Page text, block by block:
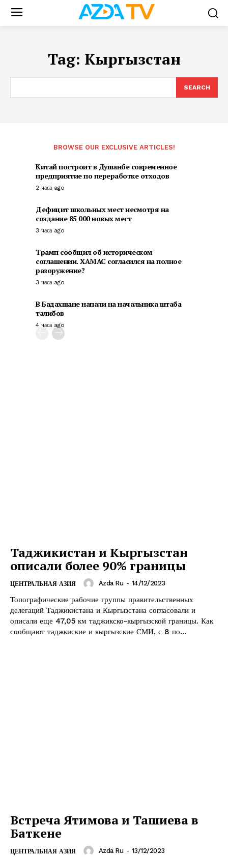
Tag: Кыргызстан
SEARCH
BROWSE OUR EXCLUSIVE ARTICLES!
Китай построит в Душанбе современное
предприятие по переработке отходов
2 часа ago
Дефицит школьных мест несмотря на
создание 85 000 новых мест
3 часа ago
Трамп сообщил об историческом
соглашении. ХАМАС согласился на полное
разоружение?
3 часа ago
В Бадахшане напали на начальника штаба
талибов
4 часа ago
Таджикистан и Кыргызстан
описали более 90% границы
ЦЕНТРАЛЬНАЯ АЗИЯ Azda Ru - 14/12/2023
Топографические рабочие группы правительственных
делегаций Таджикистана и Кыргызстана согласовали и
описали еще 47,05 км таджикско-кыргызской границы. Как
сообщают таджкиские и кыргызские СМИ, с 8 по...
Встреча Ятимова и Ташиева в
Баткене
ЦЕНТРАЛЬНАЯ АЗИЯ Azda Ru - 13/12/2023